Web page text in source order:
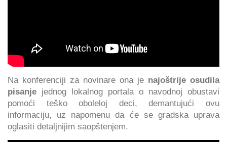
Na konferenciji za novinare ona je najoštrije osudila
pisanje jednog lokalnog portala o navodnoj obustavi
pomoći teško oboleloj deci, demantujući ovu
informaciju, uz napomenu da će se gradska uprava
oglasiti detaljnijim saopštenjem.